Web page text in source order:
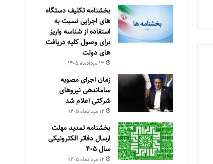
بخشنامه تکلیف دستگاه
های اجرایی نسبت به
استفاده از شناسه واریز
برای وصول کلیه دریافت
های دولت
۱۳ مرداد‌ماه ۱۴۰۵
زمان اجرای مصوبه
ساماندهی نیروهای
شرکتی اعلام شد
۱۲ مرداد‌ماه ۱۴۰۵
بخشنامه تمدید مهلت
ارسال دفاتر الکترونیکی
سال ۴۰۵
۱۲ مرداد‌ماه ۱۴۰۵